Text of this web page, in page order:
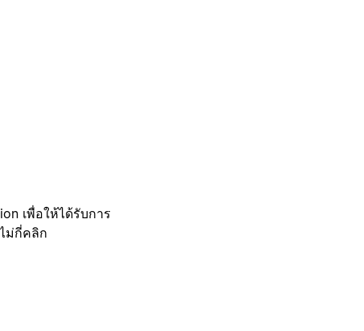
เพื่อให้ได้รับการ
ม่กี่คลิก